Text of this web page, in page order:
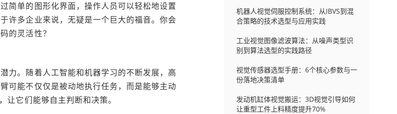
简单的图形化界面，操作人员可以轻松地设置
许多企业来说，无疑是一个巨大的福音。你会
的灵活性？
力。随着人工智能和机器学习的不断发展，高
可能不仅仅是被动地执行任务，而是能够主动
让它们能够自主判断和决策。
机器人视觉伺服控制系统：从IBVS到混
合策略的技术选型与应用实践
工业视觉图像滤波算法：从噪声类型识
别到算法选型的实践路径
视觉传感器选型手册：6个核心参数与一
份落地决策清单
发动机缸体视觉搬运：3D视觉引导如何
让重型工件上料精度提升70%